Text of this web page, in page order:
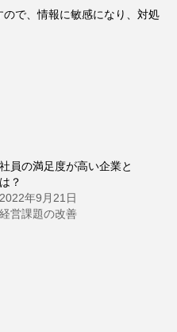
で、情報に敏感になり、対処
社員の満足度が高い企業と
は？
2022年9月21日
経営課題の改善